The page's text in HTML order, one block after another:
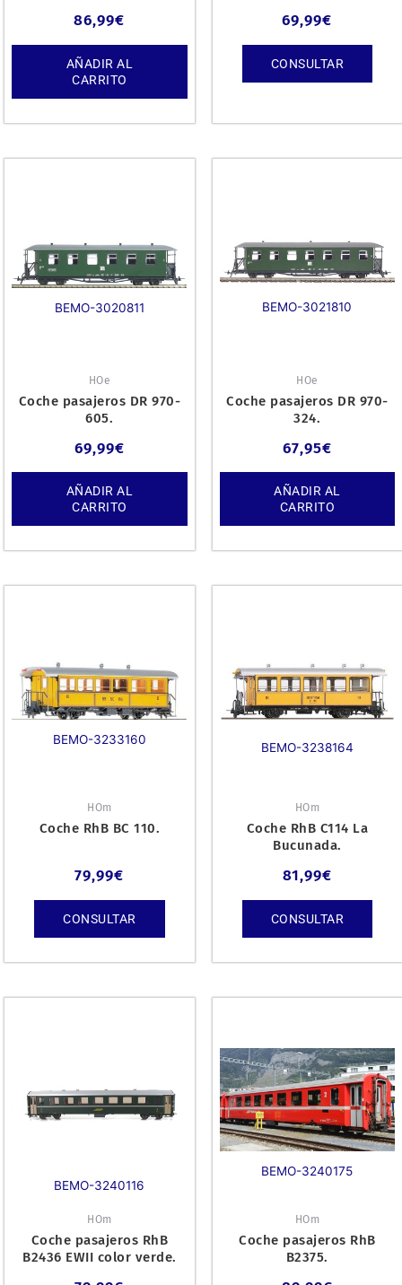
86,99€
AÑADIR AL
CARRITO
69,99€
CONSULTAR
BEMO-3020811
HOe
Coche pasajeros DR 970-
605.
69,99€
AÑADIR AL
CARRITO
BEMO-3021810
HOe
Coche pasajeros DR 970-
324.
67,95€
AÑADIR AL
CARRITO
BEMO-3233160
HOm
Coche RhB BC 110.
79,99€
CONSULTAR
BEMO-3238164
HOm
Coche RhB C114 La
Bucunada.
81,99€
CONSULTAR
BEMO-3240116
HOm
Coche pasajeros RhB
B2436 EWII color verde.
BEMO-3240175
HOm
Coche pasajeros RhB
B2375.